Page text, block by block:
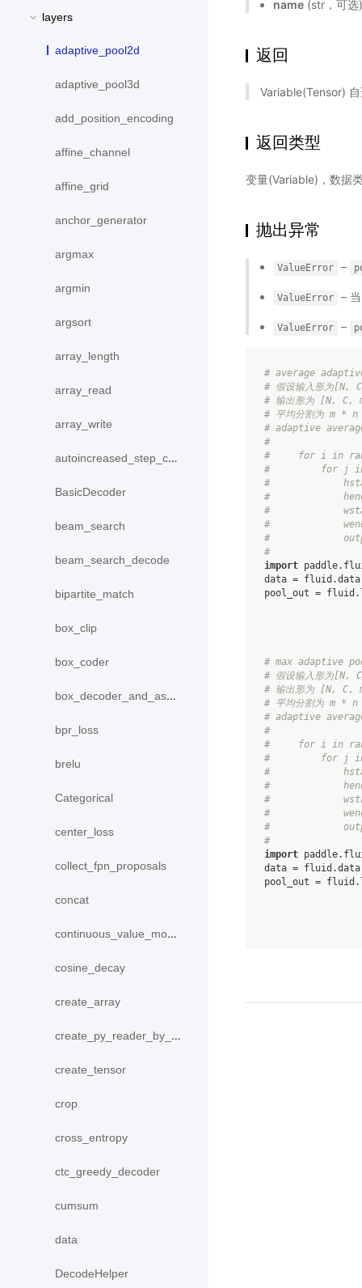
layers
adaptive_pool2d
adaptive_pool3d
add_position_encoding
affine_channel
affine_grid
anchor_generator
argmax
argmin
argsort
array_length
array_read
array_write
autoincreased_step_counter
BasicDecoder
beam_search
beam_search_decode
bipartite_match
box_clip
box_coder
box_decoder_and_assign
bpr_loss
brelu
Categorical
center_loss
collect_fpn_proposals
concat
continuous_value_model
cosine_decay
create_array
create_py_reader_by_data
create_tensor
crop
cross_entropy
ctc_greedy_decoder
cumsum
data
DecodeHelper
name (str，可
返回
Variable(Tensor)
返回类型
变量(Variable)，数据
抛出异常
ValueError –
ValueError –
ValueError –
# average
# 假设输入形为
# 输出形为 [N, C,
# 平均分割为 m * n
# adaptive
#
#     for i in
#         for j in
#
#
#
#
#
#
import
data = fluid .data
pool_out = fluid .
# max adaptive
# 假设输入形为
# 输出形为 [N, C,
# 平均分割为 m * n
# adaptive
#
#     for i in
#         for j in
#
#
#
#
#
#
import
data = fluid .data
pool_out = fluid .